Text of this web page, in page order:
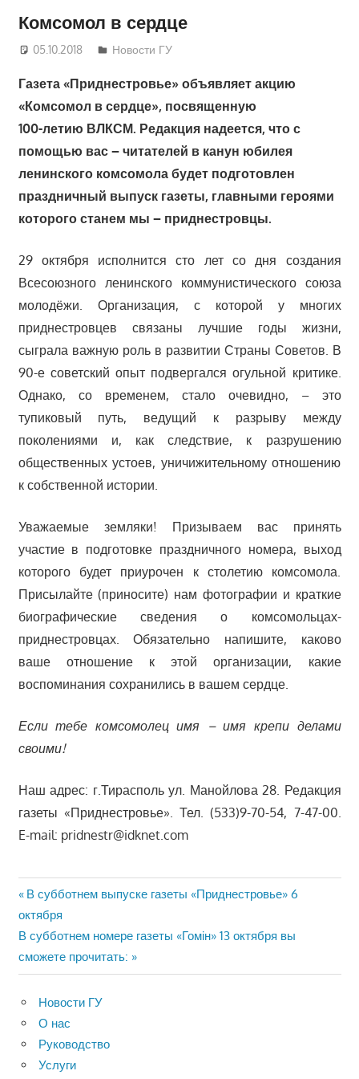
Комсомол в сердце
05.10.2018 Руслан Додонов
Новости ГУ
Газета «Приднестровье» объявляет акцию
«Комсомол в сердце», посвященную
100-летию ВЛКСМ. Редакция надеется, что с
помощью вас – читателей в канун юбилея
ленинского комсомола будет подготовлен
праздничный выпуск газеты, главными героями
которого станем мы – приднестровцы.
29 октября исполнится сто лет со дня создания
Всесоюзного ленинского коммунистического союза
молодёжи. Организация, с которой у многих
приднестровцев связаны лучшие годы жизни,
сыграла важную роль в развитии Страны Советов. В
90-е советский опыт подвергался огульной критике.
Однако, со временем, стало очевидно, – это
тупиковый путь, ведущий к разрыву между
поколениями и, как следствие, к разрушению
общественных устоев, уничижительному отношению
к собственной истории.
Уважаемые земляки! Призываем вас принять
участие в подготовке праздничного номера, выход
которого будет приурочен к столетию комсомола.
Присылайте (приносите) нам фотографии и краткие
биографические сведения о комсомольцах-
приднестровцах. Обязательно напишите, каково
ваше отношение к этой организации, какие
воспоминания сохранились в вашем сердце.
Если тебе комсомолец имя – имя крепи делами
своими!
Наш адрес: г.Тирасполь ул. Манойлова 28. Редакция
газеты «Приднестровье». Тел. (533)9-70-54, 7-47-00.
E-mail: pridnestr@idknet.com
Навигация
по
записям
Предыдущая
запись:
В субботнем выпуске газеты «Приднестровье» 6
октября
Следующая
запись:
В субботнем номере газеты «Гомін» 13 октября вы
сможете прочитать:
Новости ГУ
О нас
Руководство
Услуги